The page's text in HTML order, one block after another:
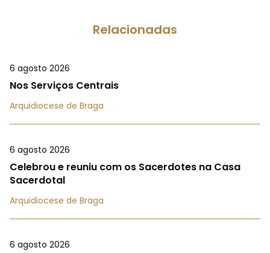
Relacionadas
6 agosto 2026
Nos Serviços Centrais
Arquidiocese de Braga
6 agosto 2026
Celebrou e reuniu com os Sacerdotes na Casa
Sacerdotal
Arquidiocese de Braga
6 agosto 2026